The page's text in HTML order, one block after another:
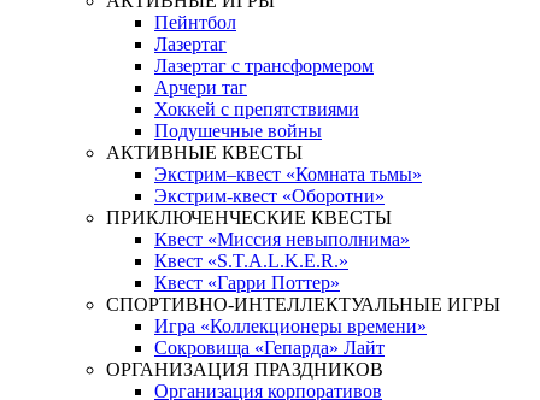
Пейнтбол
Лазертаг
Лазертаг с трансформером
Арчери таг
Хоккей с препятствиями
Подушечные войны
АКТИВНЫЕ КВЕСТЫ
Экстрим–квест «Комната тьмы»
Экстрим-квест «Оборотни»
ПРИКЛЮЧЕНЧЕСКИЕ КВЕСТЫ
Квест «Миссия невыполнима»
Квест «S.T.A.L.K.E.R.»
Квест «Гарри Поттер»
СПОРТИВНО-ИНТЕЛЛЕКТУАЛЬНЫЕ ИГРЫ
Игра «Коллекционеры времени»
Сокровища «Гепарда» Лайт
ОРГАНИЗАЦИЯ ПРАЗДНИКОВ
Организация корпоративов